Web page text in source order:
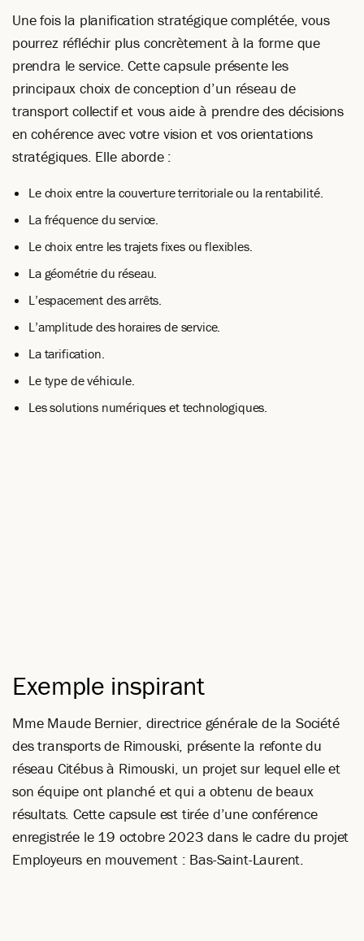
Une fois la planification stratégique complétée, vous
pourrez réfléchir plus concrètement à la forme que
prendra le service. Cette capsule présente les
principaux choix de conception d’un réseau de
transport collectif et vous aide à prendre des décisions
en cohérence avec votre vision et vos orientations
stratégiques. Elle aborde :
Le choix entre la couverture territoriale ou la rentabilité.
La fréquence du service.
Le choix entre les trajets fixes ou flexibles.
La géométrie du réseau.
L’espacement des arrêts.
L’amplitude des horaires de service.
La tarification.
Le type de véhicule.
Les solutions numériques et technologiques.
Exemple inspirant
Mme Maude Bernier, directrice générale de la Société
des transports de Rimouski, présente la refonte du
réseau Citébus à Rimouski, un projet sur lequel elle et
son équipe ont planché et qui a obtenu de beaux
résultats. Cette capsule est tirée d’une conférence
enregistrée le 19 octobre 2023 dans le cadre du projet
Employeurs en mouvement : Bas-Saint-Laurent.